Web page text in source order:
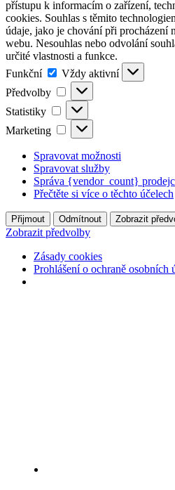
přístupu k informacím o zařízení,
cookies. Souhlas s těmito
údaje, jako je chování při procházení
webu. Nesouhlas nebo odvolání
určité vlastnosti a funkce.
Funkční
Funkční
Vždy aktivní
Předvolby
Předvolby
Statistiky Statistiky
Marketing Marketing
Spravovat možnosti
Spravovat služby
Správa {vendor_count}
Přečtěte si více o těchto účelech
Přijmout Odmítnout Zobrazit
Zobrazit předvolby
Zásady cookies
Prohlášení o ochraně osobních